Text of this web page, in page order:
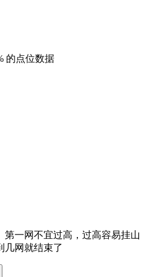
的点位数据
一网不宜过高，过高容易挂山
几网就结束了